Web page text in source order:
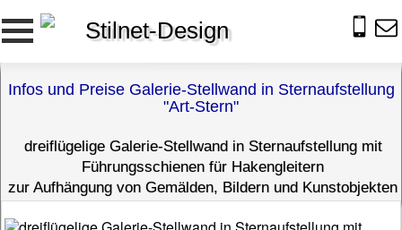
Stilnet-Design
Infos und Preise Galerie-Stellwand in Sternaufstellung
"Art-Stern"
dreiflügelige Galerie-Stellwand in Sternaufstellung mit
Führungsschienen für Hakengleitern
zur Aufhängung von Gemälden, Bildern und Kunstobjekten